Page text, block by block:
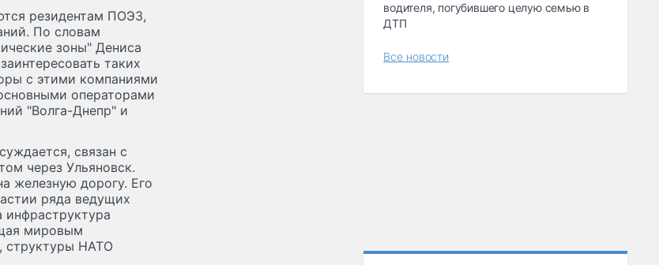
резидентам ПОЭЗ,
По словам
зоны" Дениса
таких
с этими компаниями
операторами
"Волга-Днепр" и
связан с
через Ульяновск.
железную дорогу. Его
ряда ведущих
инфраструктура
мировым
структуры НАТО
водителя, погубившего целую семью в
ДТП
Все новости